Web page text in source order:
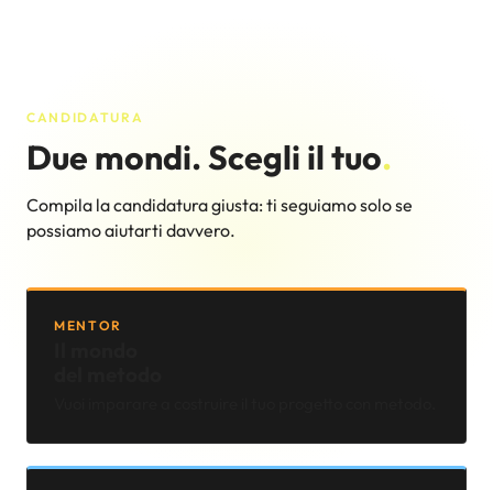
CANDIDATURA
Due mondi. Scegli il tuo.
Compila la candidatura giusta: ti seguiamo solo se
possiamo aiutarti davvero.
MENTOR